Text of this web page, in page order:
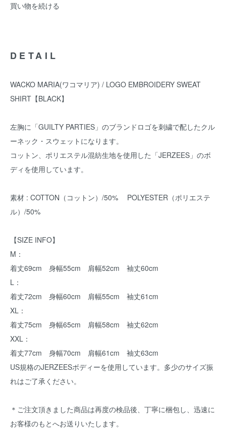
買い物を続ける
DETAIL
WACKO MARIA(ワコマリア) / LOGO EMBROIDERY SWEAT
SHIRT【BLACK】
左胸に「GUILTY PARTIES」のブランドロゴを刺繍で配したクル
ーネック・スウェットになります。
コットン、ポリエステル混紡生地を使用した「JERZEES」のボ
ディを使用しています。
素材 : COTTON（コットン）/50% POLYESTER（ポリエステ
ル）/50%
【SIZE INFO】
M：
着丈69cm 身幅55cm 肩幅52cm 袖丈60cm
L：
着丈72cm 身幅60cm 肩幅55cm 袖丈61cm
XL：
着丈75cm 身幅65cm 肩幅58cm 袖丈62cm
XXL：
着丈77cm 身幅70cm 肩幅61cm 袖丈63cm
US規格のJERZEESボディーを使用しています。多少のサイズ振
れはご了承ください。
＊ご注文頂きました商品は再度の検品後、丁寧に梱包し、迅速に
お客様のもとへお送りいたします。